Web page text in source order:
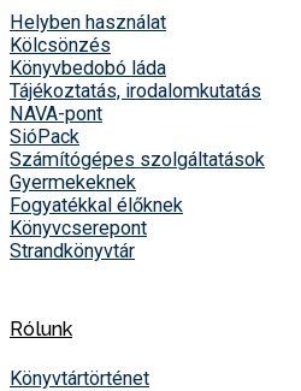
Helyben használat
Kölcsönzés
Könyvbedobó láda
Tájékoztatás, irodalomkutatás
NAVA-pont
SióPack
Számítógépes szolgáltatások
Gyermekeknek
Fogyatékkal élőknek
Könyvcserepont
Strandkönyvtár
Rólunk
Könyvtártörténet